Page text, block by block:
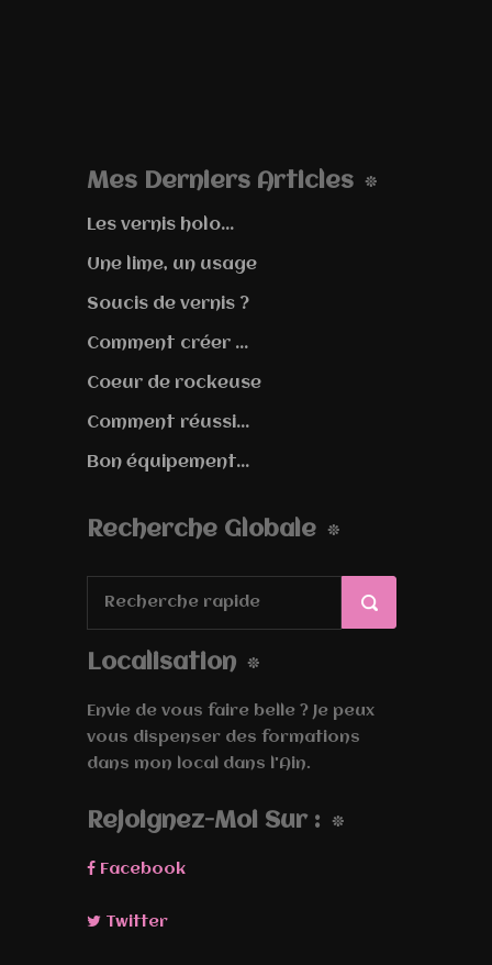
Mes Derniers Articles
Les vernis holo...
Une lime, un usage
Soucis de vernis ?
Comment créer ...
Coeur de rockeuse
Comment réussi...
Bon équipement...
Recherche Globale
Localisation
Envie de vous faire belle ? Je peux
vous dispenser des formations
dans mon local dans l'Ain.
Rejoignez-Moi Sur :
Facebook
Twitter